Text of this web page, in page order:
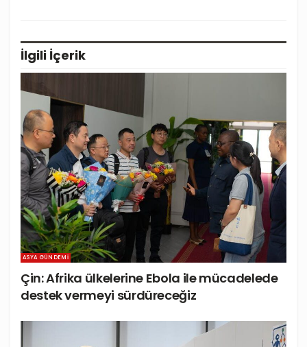
İlgili İçerik
ASYA GÜNDEMI
Çin: Afrika ülkelerine Ebola ile mücadelede
destek vermeyi sürdüreceğiz